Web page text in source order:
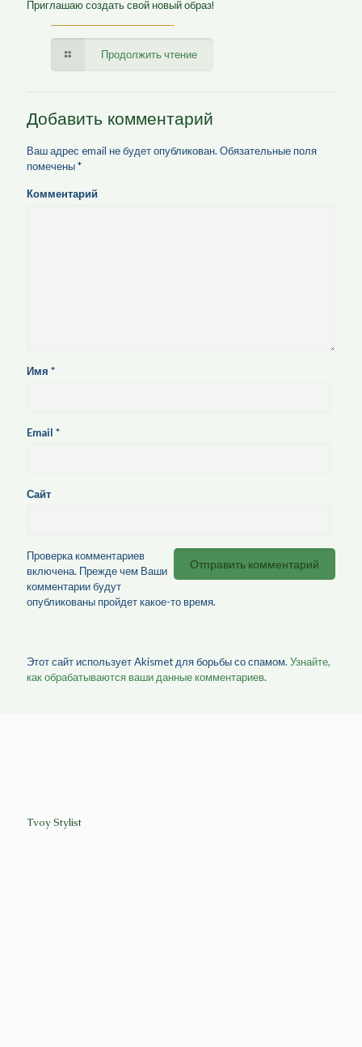
Приглашаю создать свой новый образ!
Продолжить чтение
Добавить комментарий
Ваш адрес email не будет опубликован. Обязательные поля
помечены*
Комментарий
Имя *
Email *
Сайт
Проверка комментариев
включена. Прежде чем Ваши
комментарии будут
опубликованы пройдет какое-то время.
Этот сайт использует Akismet для борьбы со спамом. Узнайте,
как обрабатываются ваши данные комментариев.
Tvoy Stylist